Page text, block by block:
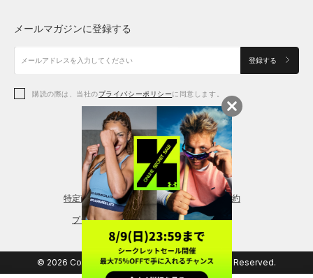
アクセサリー
アクセサリー
シューズ
アクセサリー
レギンス＆タイツ
シューズ
メールマガジンに登録する
登録する
購読の際は、当社のプライバシーポリシーに同意します。
特定商取引法に基づく通販の表記 会員規約
プライバシーポリシー
© 2026 Copyright DOME Corporation. All Rights Reserved.